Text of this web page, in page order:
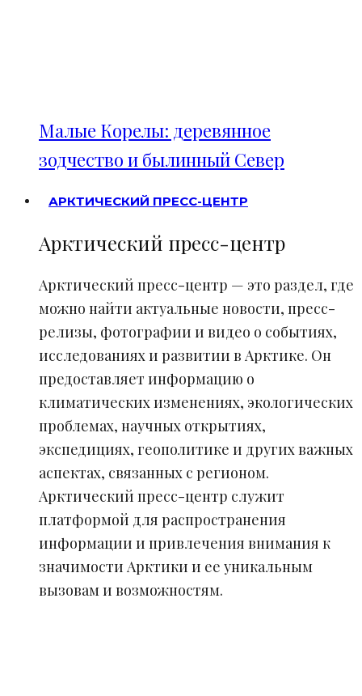
Малые Корелы: деревянное
зодчество и былинный Север
АРКТИЧЕСКИЙ ПРЕСС-ЦЕНТР
Арктический пресс-центр
Арктический пресс-центр — это раздел, где
можно найти актуальные новости, пресс-
релизы, фотографии и видео о событиях,
исследованиях и развитии в Арктике. Он
предоставляет информацию о
климатических изменениях, экологических
проблемах, научных открытиях,
экспедициях, геополитике и других важных
аспектах, связанных с регионом.
Арктический пресс-центр служит
платформой для распространения
информации и привлечения внимания к
значимости Арктики и ее уникальным
вызовам и возможностям.